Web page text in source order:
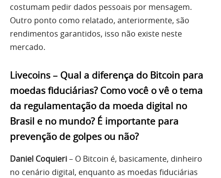
costumam pedir dados pessoais por mensagem.
Outro ponto como relatado, anteriormente, são
rendimentos garantidos, isso não existe neste
mercado.
Livecoins – Qual a diferença do Bitcoin para
moedas fiduciárias? Como você o vê o tema
da regulamentação da moeda digital no
Brasil e no mundo? É importante para
prevenção de golpes ou não?
Daniel Coquieri– O Bitcoin é, basicamente, dinheiro
no cenário digital, enquanto as moedas fiduciárias